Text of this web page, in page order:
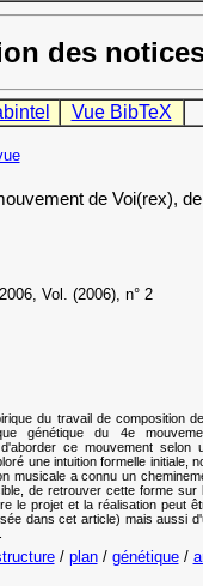
des
Vue BibTeX
de Voi(rex),
Vol. (2006), n° 2
du travail de composition
génétique du 4e
ce mouvement selon
une intuition formelle initiale,
musicale a connu un
de retrouver cette forme sur
le projet et la réalisation peut
dans cet article) mais aussi
/ plan/ génétique/